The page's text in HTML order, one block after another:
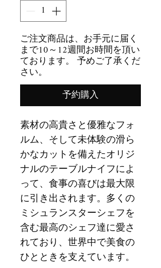
ご注文商品は、お手元に届く
まで10～12週間お時間を頂い
ております。 予めご了承くだ
さい。
予約購入
素材の高貴さと優雅なフォ
ルム、そして未体験の滑ら
かなカットを備えたオリジ
ナルのテーブルナイフによ
って、食事の喜びは最大限
に引き出されます。多くの
ミシュランスターシェフを
含む最高のシェフ達に愛さ
れており、世界中で美食の
ひとときを支えています。